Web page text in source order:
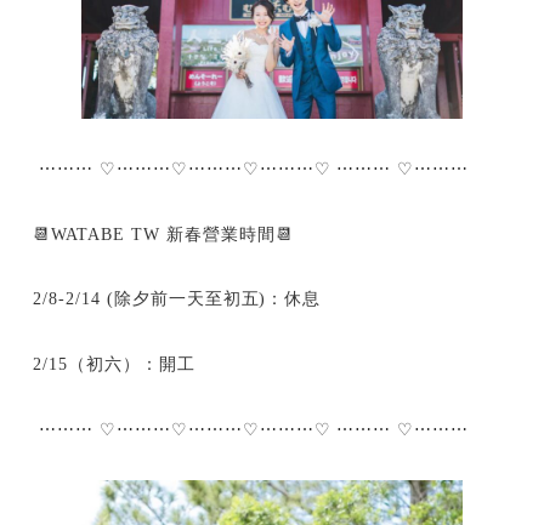
⋯⋯⋯ ♡⋯⋯⋯♡⋯⋯⋯♡⋯⋯⋯♡ ⋯⋯⋯ ♡⋯⋯⋯
📆WATABE TW 新春營業時間📆
2/8-2/14 (除夕前一天至初五)：休息
2/15（初六）：開工
⋯⋯⋯ ♡⋯⋯⋯♡⋯⋯⋯♡⋯⋯⋯♡ ⋯⋯⋯ ♡⋯⋯⋯